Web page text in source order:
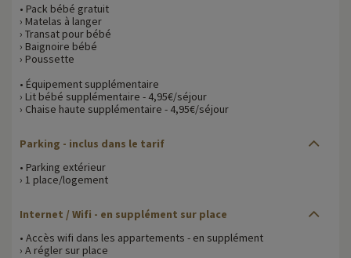
• Pack bébé gratuit
› Matelas à langer
› Transat pour bébé
› Baignoire bébé
› Poussette
• Équipement supplémentaire
› Lit bébé supplémentaire - 4,95€/séjour
› Chaise haute supplémentaire - 4,95€/séjour
Parking - inclus dans le tarif
• Parking extérieur
› 1 place/logement
Internet / Wifi - en supplément sur place
• Accès wifi dans les appartements - en supplément
› A régler sur place